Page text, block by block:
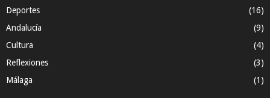
Deportes
(16)
Andalucía
(9)
Cultura
(4)
Reflexiones
(3)
Málaga
(1)